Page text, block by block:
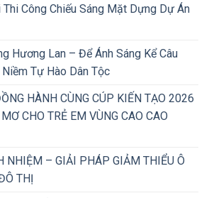
Công Chiếu Sáng Mặt Dựng Dự Án
Hương Lan – Để Ánh Sáng Kể Câu
Tự Hào Dân Tộc
HÀNH CÙNG CÚP KIẾN TẠO 2026
CHO TRẺ EM VÙNG CAO CAO
NHIỆM – GIẢI PHÁP GIẢM THIỂU Ô
THỊ